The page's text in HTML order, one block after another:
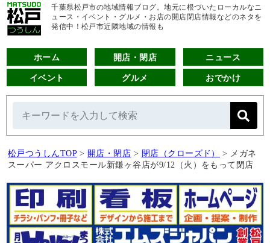
千葉県松戸市の地域情報ブログ。地元に根づいたローカルなニ
ュース・イベント・グルメ・お店の開店閉店情報などのネタを
発信中！松戸市近隣地域の情報も
ホーム 開店・閉店 ニュース
イベント グルメ おでかけ
松戸つうしんTOP > 開店・閉店 > 閉店（クローズド） > メガネ
スーパー アクロスモール新鎌ヶ谷店が9/12（火）をもって閉店